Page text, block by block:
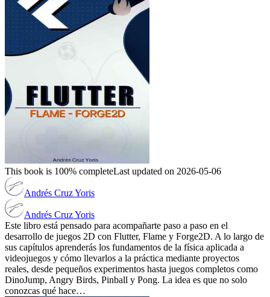
This book is 100% completeLast updated on 2026-05-06
Andrés Cruz Yoris
Andrés Cruz Yoris
Este libro está pensado para acompañarte paso a paso en el
desarrollo de juegos 2D con Flutter, Flame y Forge2D. A lo largo de
sus capítulos aprenderás los fundamentos de la física aplicada a
videojuegos y cómo llevarlos a la práctica mediante proyectos
reales, desde pequeños experimentos hasta juegos completos como
DinoJump, Angry Birds, Pinball y Pong. La idea es que no solo
conozcas qué hace…